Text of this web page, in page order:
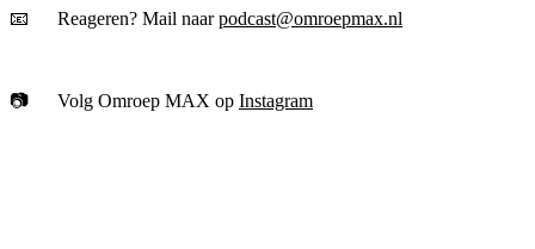
📧 Reageren? Mail naarpodcast@omroepmax.nl
📷 Volg Omroep MAX op Instagram